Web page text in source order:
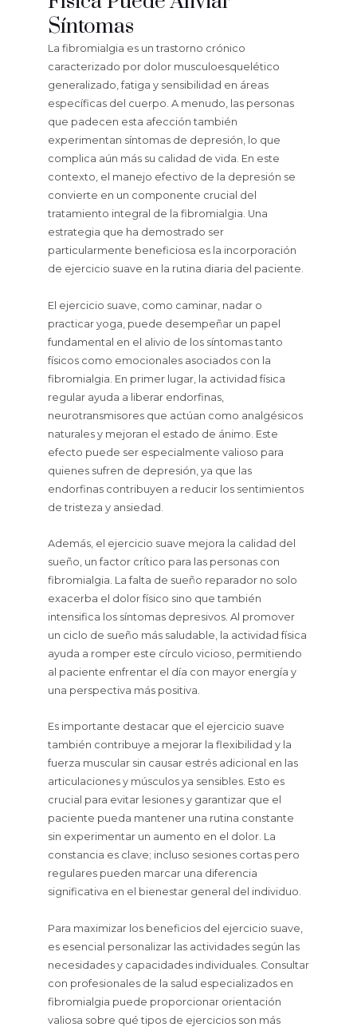
Síntomas
La fibromialgia es un trastorno crónico
caracterizado por dolor musculoesquelético
generalizado, fatiga y sensibilidad en áreas
específicas del cuerpo. A menudo, las personas
que padecen esta afección también
experimentan síntomas de depresión, lo que
complica aún más su calidad de vida. En este
contexto, el manejo efectivo de la depresión se
convierte en un componente crucial del
tratamiento integral de la fibromialgia. Una
estrategia que ha demostrado ser
particularmente beneficiosa es la incorporación
de ejercicio suave en la rutina diaria del paciente.
El ejercicio suave, como caminar, nadar o
practicar yoga, puede desempeñar un papel
fundamental en el alivio de los síntomas tanto
físicos como emocionales asociados con la
fibromialgia. En primer lugar, la actividad física
regular ayuda a liberar endorfinas,
neurotransmisores que actúan como analgésicos
naturales y mejoran el estado de ánimo. Este
efecto puede ser especialmente valioso para
quienes sufren de depresión, ya que las
endorfinas contribuyen a reducir los sentimientos
de tristeza y ansiedad.
Además, el ejercicio suave mejora la calidad del
sueño, un factor crítico para las personas con
fibromialgia. La falta de sueño reparador no solo
exacerba el dolor físico sino que también
intensifica los síntomas depresivos. Al promover
un ciclo de sueño más saludable, la actividad física
ayuda a romper este círculo vicioso, permitiendo
al paciente enfrentar el día con mayor energía y
una perspectiva más positiva.
Es importante destacar que el ejercicio suave
también contribuye a mejorar la flexibilidad y la
fuerza muscular sin causar estrés adicional en las
articulaciones y músculos ya sensibles. Esto es
crucial para evitar lesiones y garantizar que el
paciente pueda mantener una rutina constante
sin experimentar un aumento en el dolor. La
constancia es clave; incluso sesiones cortas pero
regulares pueden marcar una diferencia
significativa en el bienestar general del individuo.
Para maximizar los beneficios del ejercicio suave,
es esencial personalizar las actividades según las
necesidades y capacidades individuales. Consultar
con profesionales de la salud especializados en
fibromialgia puede proporcionar orientación
valiosa sobre qué tipos de ejercicios son más